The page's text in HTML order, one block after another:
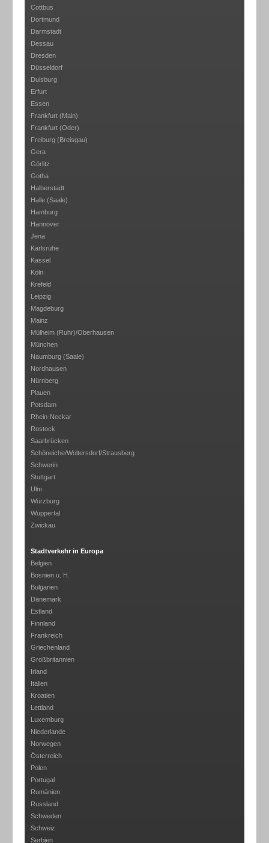
Cottbus
Dortmund
Darmstadt
Dessau
Dresden
Düsseldorf
Duisburg
Erfurt
Essen
Frankfurt (Main)
Frankfurt (Oder)
Freiburg (Breisgau)
Gera
Görlitz
Gotha
Halberstadt
Halle (Saale)
Hamburg
Hannover
Jena
Karlsruhe
Kassel
Köln
Krefeld
Leipzig
Magdeburg
Mainz
Mülheim (Ruhr)/Oberhausen
München
Naumburg (Saale)
Nordhausen
Nürnberg
Plauen
Potsdam
Rhein-Neckar
Rostock
Saarbrücken
Schöneiche/Woltersdorf/Strausberg
Schwerin
Stuttgart
Ulm
Würzburg
Wuppertal
Zwickau
Stadtverkehr in Europa
Belgien
Bosnien u. H.
Bulgarien
Dänemark
Estland
Finnland
Frankreich
Griechenland
Großbritannien
Irland
Italien
Kroatien
Lettland
Luxemburg
Niederlande
Norwegen
Österreich
Polen
Portugal
Rumänien
Russland
Schweden
Schweiz
Serbien